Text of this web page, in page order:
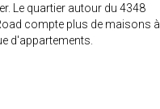
Le quartier autour du 4348
compte plus de maisons à
d'appartements.